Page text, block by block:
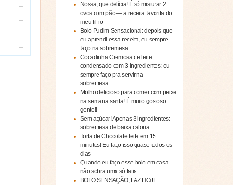
Nossa, que delícia! É só misturar 2
ovos com pão — a receita favorita do
meu filho
Bolo Pudim Sensacional: depois que
eu aprendi essa receita, eu sempre
faço na sobremesa…
Cocadinha Cremosa de leite
condensado com 3 ingredientes: eu
sempre faço pra servir na
sobremesa…
Molho delicioso para comer com peixe
na semana santa! É muito gostoso
gente!!
Sem açúcar! Apenas 3 ingredientes:
sobremesa de baixa caloria
Torta de Chocolate feita em 15
minutos! Eu faço isso quase todos os
dias
Quando eu faço esse bolo em casa
não sobra uma só fatia.
BOLO SENSAÇÃO, FAZ HOJE